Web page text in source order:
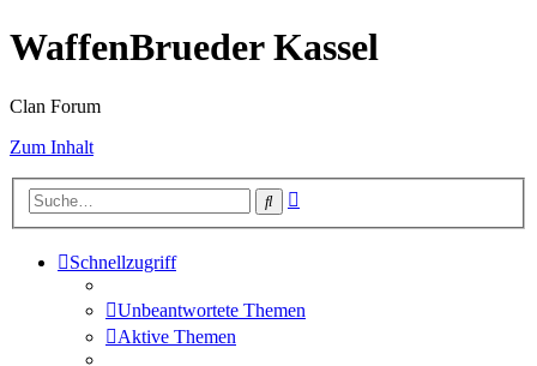
WaffenBrueder Kassel
Clan Forum
Zum Inhalt
Suche
Schnellzugriff
Unbeantwortete Themen
Aktive Themen